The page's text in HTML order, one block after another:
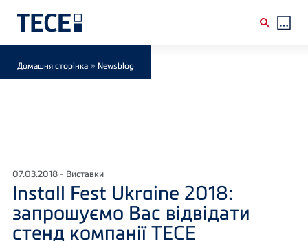
Breadcrumb
Домашня сторінка » Newsblog
07.03.2018 - Виставки
Install Fest Ukraine 2018:
запрошуємо Вас відвідати
стенд компанії ТЕСЕ